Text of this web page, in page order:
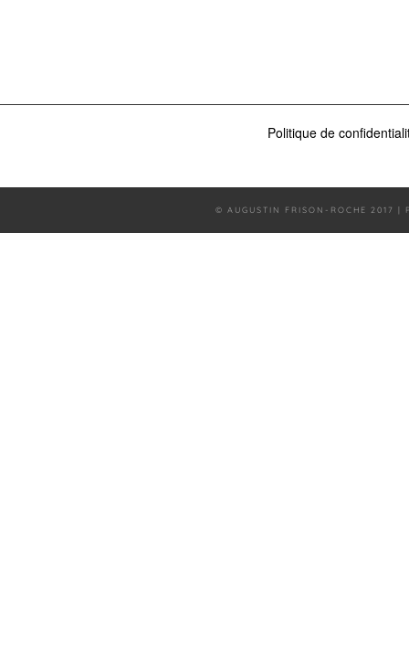
Politique de
© AUGUSTIN FRISON-ROCHE 2017 |